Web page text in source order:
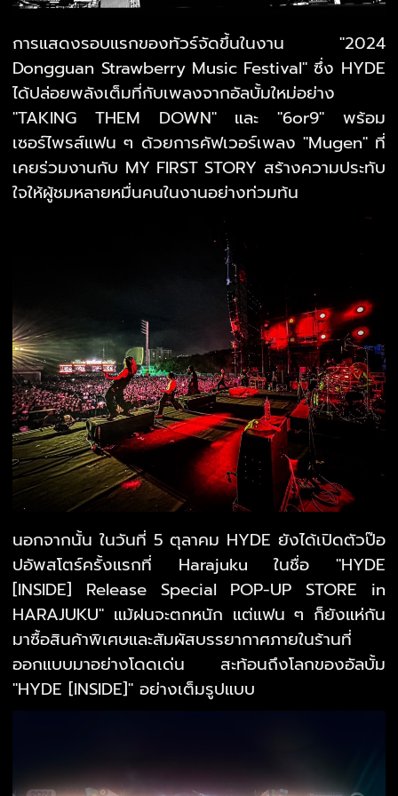
การแสดงรอบแรกของทัวร์จัดขึ้นในงาน "2024
Dongguan Strawberry Music Festival" ซึ่ง HYDE
ได้ปล่อยพลังเต็มที่กับเพลงจากอัลบั้มใหม่อย่าง
"TAKING THEM DOWN" และ "6or9" พร้อม
เซอร์ไพรส์แฟน ๆ ด้วยการคัฟเวอร์เพลง "Mugen" ที่
เคยร่วมงานกับ MY FIRST STORY สร้างความประทับ
ใจให้ผู้ชมหลายหมื่นคนในงานอย่างท่วมท้น
นอกจากนั้น ในวันที่ 5 ตุลาคม HYDE ยังได้เปิดตัวป๊อ
ปอัพสโตร์ครั้งแรกที่ Harajuku ในชื่อ "HYDE
[INSIDE] Release Special POP-UP STORE in
HARAJUKU" แม้ฝนจะตกหนัก แต่แฟน ๆ ก็ยังแห่กัน
มาซื้อสินค้าพิเศษและสัมผัสบรรยากาศภายในร้านที่
ออกแบบมาอย่างโดดเด่น สะท้อนถึงโลกของอัลบั้ม
"HYDE [INSIDE]" อย่างเต็มรูปแบบ